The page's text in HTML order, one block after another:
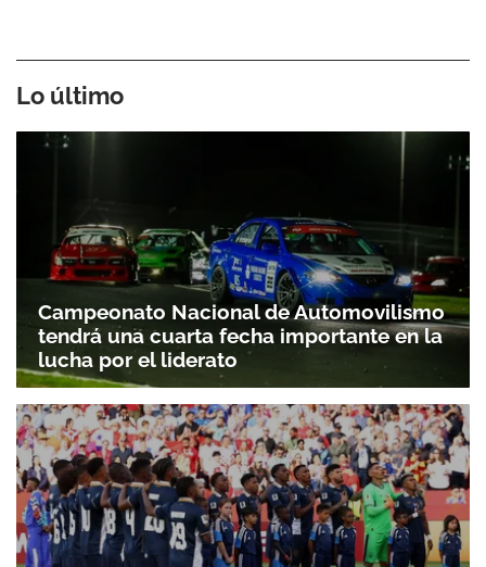
Lo último
Campeonato Nacional de Automovilismo
tendrá una cuarta fecha importante en la
lucha por el liderato